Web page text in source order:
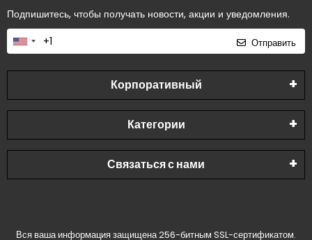
Подпишитесь, чтобы получать новости, акции и уведомления.
Отправить
Корпоративный
Категории
Связаться с нами
Вся ваша информация защищена 256-битным SSL-сертификатом.